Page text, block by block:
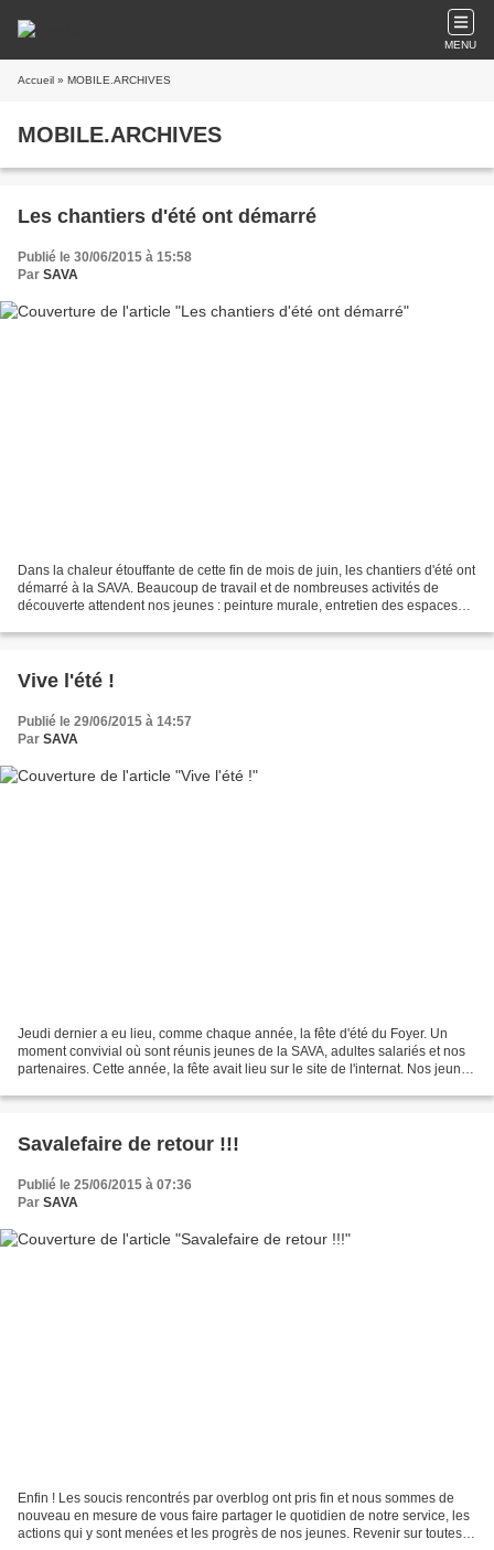
MENU
Accueil » MOBILE.ARCHIVES
MOBILE.ARCHIVES
Les chantiers d'été ont démarré
Publié le 30/06/2015 à 15:58
Par SAVA
Dans la chaleur étouffante de cette fin de mois de juin, les chantiers d'été ont
démarré à la SAVA. Beaucoup de travail et de nombreuses activités de
découverte attendent nos jeunes : peinture murale, entretien des espaces
Vive l'été !
Publié le 29/06/2015 à 14:57
Par SAVA
Jeudi dernier a eu lieu, comme chaque année, la fête d'été du Foyer. Un
moment convivial où sont réunis jeunes de la SAVA, adultes salariés et nos
partenaires. Cette année, la fête avait lieu sur le site de l'internat. Nos jeunes
Savalefaire de retour !!!
Publié le 25/06/2015 à 07:36
Par SAVA
Enfin ! Les soucis rencontrés par overblog ont pris fin et nous sommes de
nouveau en mesure de vous faire partager le quotidien de notre service, les
actions qui y sont menées et les progrès de nos jeunes. Revenir sur toutes